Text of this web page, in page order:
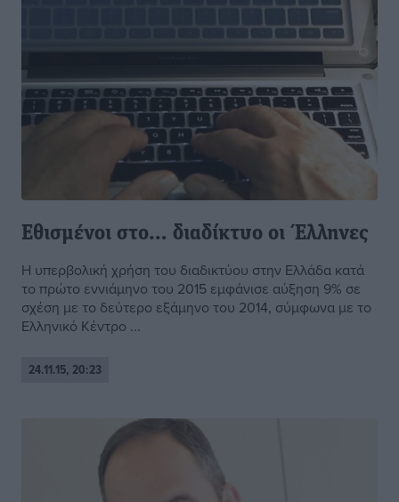
Εθισμένοι στο… διαδίκτυο οι Έλληνες
Η υπερβολική χρήση του διαδικτύου στην Ελλάδα κατά
το πρώτο εννιάμηνο του 2015 εμφάνισε αύξηση 9% σε
σχέση με το δεύτερο εξάμηνο του 2014, σύμφωνα με το
Ελληνικό Κέντρο ...
24.11.15, 20:23